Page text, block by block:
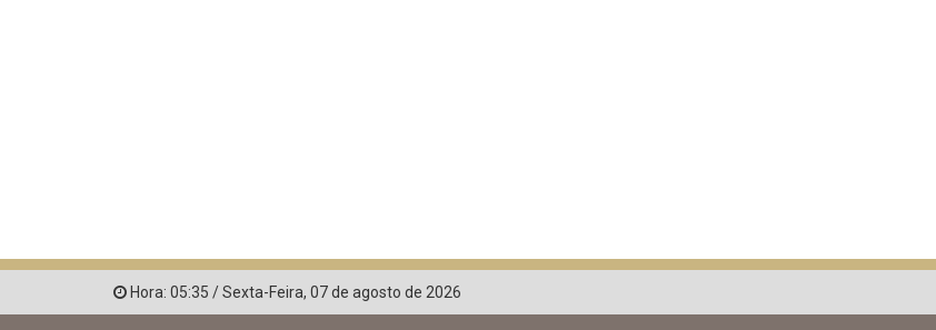
Hora: 05:35 /Sexta-Feira, 07 de agosto de 2026